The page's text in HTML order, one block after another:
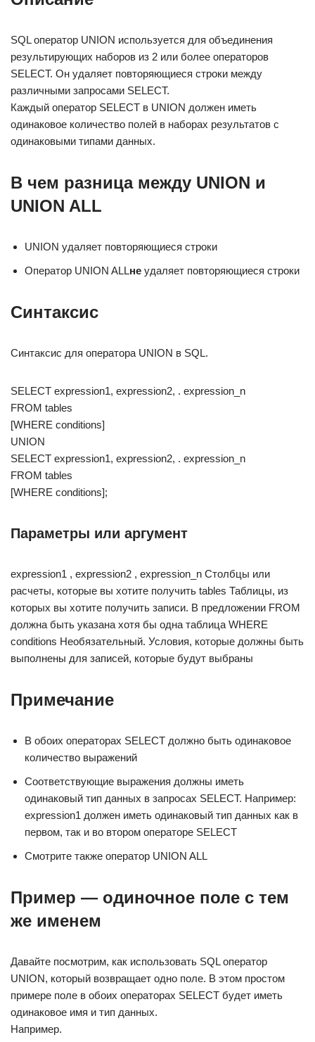
SQL оператор UNION используется для объединения
результирующих наборов из 2 или более операторов
SELECT. Он удаляет повторяющиеся строки между
различными запросами SELECT.
Каждый оператор SELECT в UNION должен иметь
одинаковое количество полей в наборах результатов с
одинаковыми типами данных.
В чем разница между UNION и
UNION ALL
UNION удаляет повторяющиеся строки
Оператор UNION ALLне удаляет повторяющиеся строки
Синтаксис
Синтаксис для оператора UNION в SQL.
SELECT expression1, expression2, . expression_n
FROM tables
[WHERE conditions]
UNION
SELECT expression1, expression2, . expression_n
FROM tables
[WHERE conditions];
Параметры или аргумент
expression1 , expression2 , expression_n Столбцы или
расчеты, которые вы хотите получить tables Таблицы, из
которых вы хотите получить записи. В предложении FROM
должна быть указана хотя бы одна таблица WHERE
conditions Необязательный. Условия, которые должны быть
выполнены для записей, которые будут выбраны
Примечание
В обоих операторах SELECT должно быть одинаковое
количество выражений
Соответствующие выражения должны иметь
одинаковый тип данных в запросах SELECT. Например:
expression1 должен иметь одинаковый тип данных как в
первом, так и во втором операторе SELECT
Смотрите также оператор UNION ALL
Пример — одиночное поле с тем
же именем
Давайте посмотрим, как использовать SQL оператор
UNION, который возвращает одно поле. В этом простом
примере поле в обоих операторах SELECT будет иметь
одинаковое имя и тип данных.
Например.